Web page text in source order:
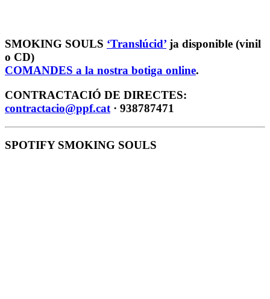
SMOKING SOULS ‘Translúcid’ ja disponible (vinil
o CD)
COMANDES a la nostra botiga online.
CONTRACTACIÓ DE DIRECTES:
contractacio@ppf.cat · 938787471
SPOTIFY SMOKING SOULS